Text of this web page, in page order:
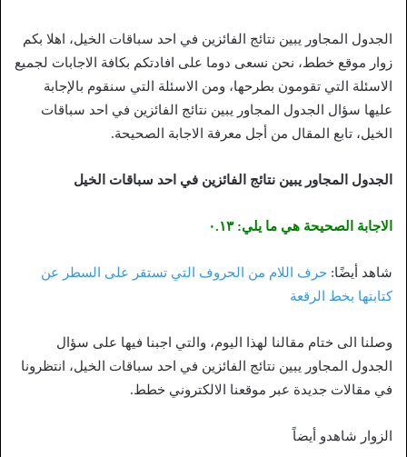
الجدول المجاور يبين نتائج الفائزين في احد سباقات الخيل، اهلا بكم
زوار موقع خطط، نحن نسعى دوما على افادتكم بكافة الاجابات لجميع
الاسئلة التي تقومون بطرحها، ومن الاسئلة التي سنقوم بالإجابة
عليها سؤال الجدول المجاور يبين نتائج الفائزين في احد سباقات
الخيل، تابع المقال من أجل معرفة الاجابة الصحيحة.
الجدول المجاور يبين نتائج الفائزين في احد سباقات الخيل
الاجابة الصحيحة هي ما يلي: ٠.١٣
شاهد أيضًا: حرف اللام من الحروف التي تستقر على السطر عن
كتابتها بخط الرقعة
وصلنا الى ختام مقالنا لهذا اليوم، والتي اجبنا فيها على سؤال
الجدول المجاور يبين نتائج الفائزين في احد سباقات الخيل، انتظرونا
في مقالات جديدة عبر موقعنا الالكتروني خطط.
الزوار شاهدو أيضاً